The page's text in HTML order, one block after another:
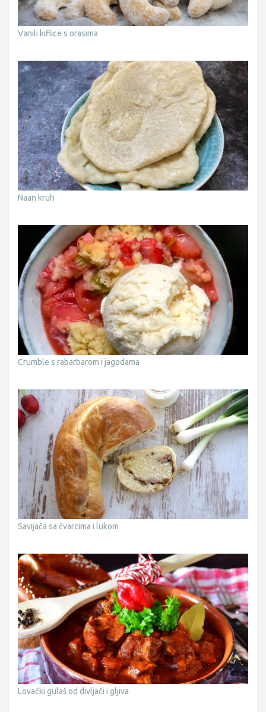
Vanili kiflice s orasima
Naan kruh
Crumble s rabarbarom i jagodama
Savijača sa čvarcima i lukom
Lovački gulaš od divljači i gljiva